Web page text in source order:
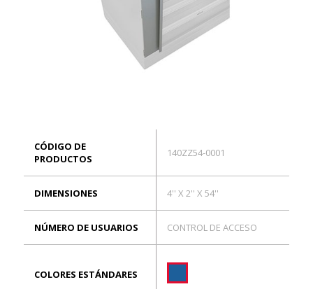
CÓDIGO DE
PRODUCTOS
140ZZ54-0001
DIMENSIONES 4'' X 2'' X 54''
NÚMERO DE USUARIOS CONTROL DE ACCESO
COLORES ESTÁNDARES